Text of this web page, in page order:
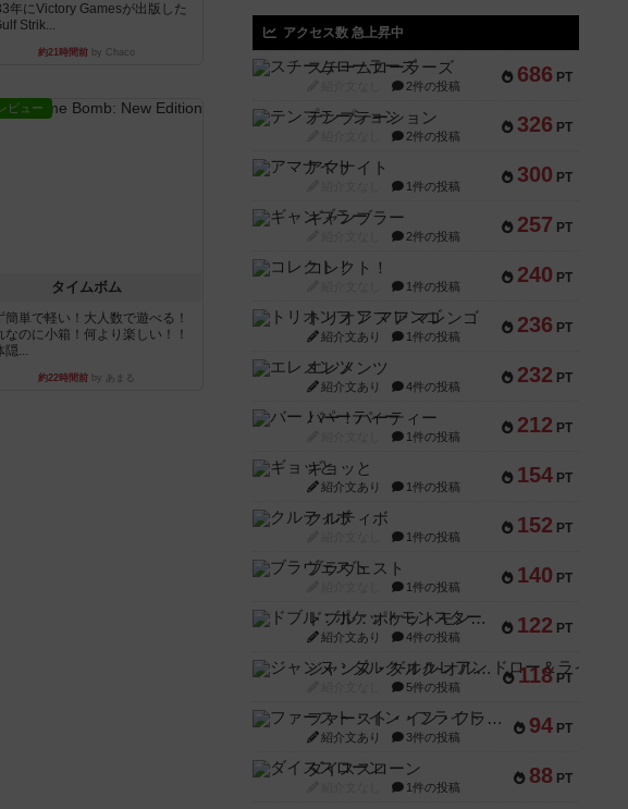
年にVictory Gamesが出版した
Strik...
約21時間前by Chaco
ビュー
タイムボム
簡単で軽い！大人数で遊べる！
なのに小箱！何より楽しい！！
隠...
約22時間前by あまる
アクセス数 急上昇中
686 PT
スチームローラーズ
2件の投稿
326 PT
テンプテーション
2件の投稿
300 PT
アマナイト
1件の投稿
257 PT
ギャンブラー
2件の投稿
240 PT
コレクト！
1件の投稿
236 PT
トリオンフ ア マレンゴ
紹介文あり 1件の投稿
232 PT
エレメンツ
紹介文あり 4件の投稿
212 PT
バー！パーティー
1件の投稿
154 PT
ギョッと
紹介文あり 1件の投稿
152 PT
クルティボ
1件の投稿
140 PT
ブラヴェスト
1件の投稿
122 PT
ドブル：ポケットモンスター
紹介文あり 4件の投稿
118 PT
ジャンヌ・ダルク-オルレアン ドロー＆ライト
5件の投稿
94 PT
ファースト・イン・フライト
紹介文あり 3件の投稿
88 PT
ダイススローン
1件の投稿